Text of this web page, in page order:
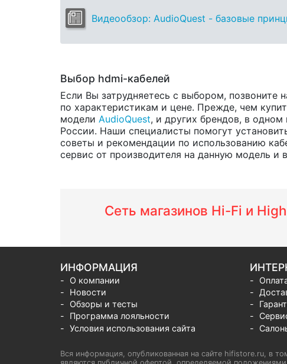
Видеообзор: AudioQuest - базовые
Выбор hdmi-кабелей
Если Вы затрудняетесь с выбором, позвоните
по характеристикам и цене. Прежде, чем
модели AudioQuest, и других брендов, в одном
России. Наши специалисты помогут
советы и рекомендации по использованию
сервис от производителя на данную модель и
Сеть магазинов Hi-Fi и
ИНФОРМАЦИЯ
О компании
Новости
Обзоры и тесты
Программа лояльности
Условия использования сайта
Вся информация, опубликованная на сайте hifistore.ru, в